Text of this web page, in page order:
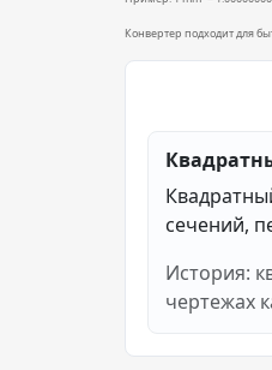
Конвертер подходит для
сечений,
История:
чертежах